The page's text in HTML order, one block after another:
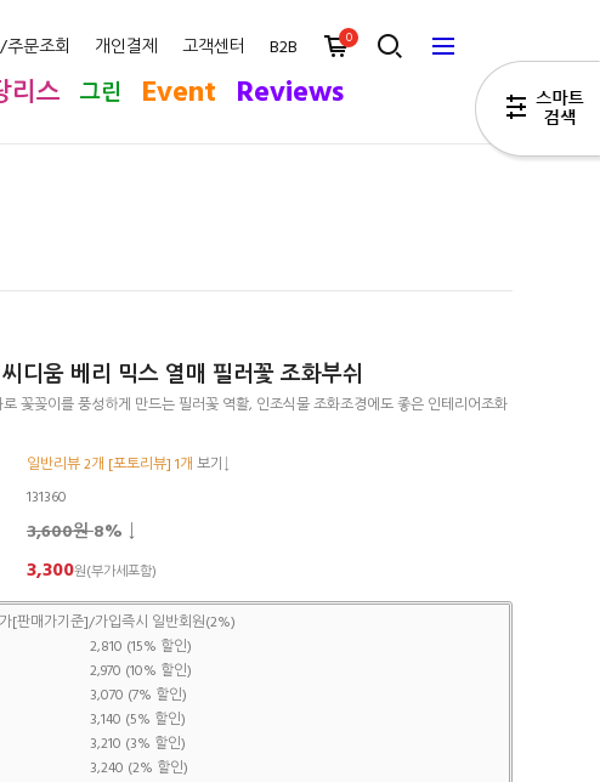
주문조회 개인결제 고객센터 B2B 0
리스 그린 Event Reviews
디움 베리 믹스 열매 필러꽃 조화부쉬
꽃꽂이를 풍성하게 만드는 필러꽃 역활, 인조식물 조화조경에도 좋은 인테리어조화
일반리뷰 2개 [포토리뷰] 1개 보기↓
131360
3,600원8% ↓
3,300원(부가세포함)
[판매가기준]/가입즉시 일반회원(2%)
2,810 (15% 할인)
2,970 (10% 할인)
3,070 (7% 할인)
3,140 (5% 할인)
3,210 (3% 할인)
3,240 (2% 할인)